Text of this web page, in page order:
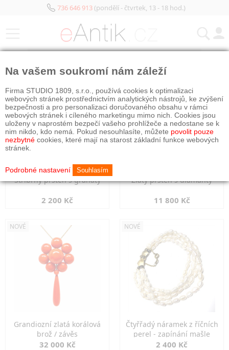
736 646 913(pondělí - čtvrtek, 13 - 18 hod.)
Stříbrný prsten s granáty
2 200 Kč
Zlatý prsten s diamanty
11 800 Kč
NOVÉ
Grandiozní zlatá korálová
brož / závěs
32 000 Kč
NOVÉ
Čtyřřadý náramek z říčních
perel - zapínání mašle
2 400 Kč
Na vašem soukromí nám záleží
Firma STUDIO 1809, s.r.o., používá cookies k optimalizaci
webových stránek prostřednictvím analytických nástrojů, ke zvýšení
bezpečnosti a pro personalizaci doručovaného obsahu v rámci
webových stránek i cíleného marketingu mimo nich. Cookies jsou
uloženy v naprostém bezpečí vašeho prohlížeče a nedostane se k
nim nikdo, kdo nemá. Pokud nesouhlasíte, můžete povolit pouze
nezbytné cookies, které mají na starost základní funkce webových
stránek.
Podrobné nastavení Souhlasím